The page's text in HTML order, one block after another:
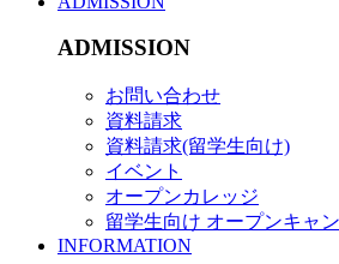
ADMISSION
お問い合わせ
資料請求
資料請求(留学生向け)
イベント
オープンカレッジ
留学生向け オープンキャ
INFORMATION